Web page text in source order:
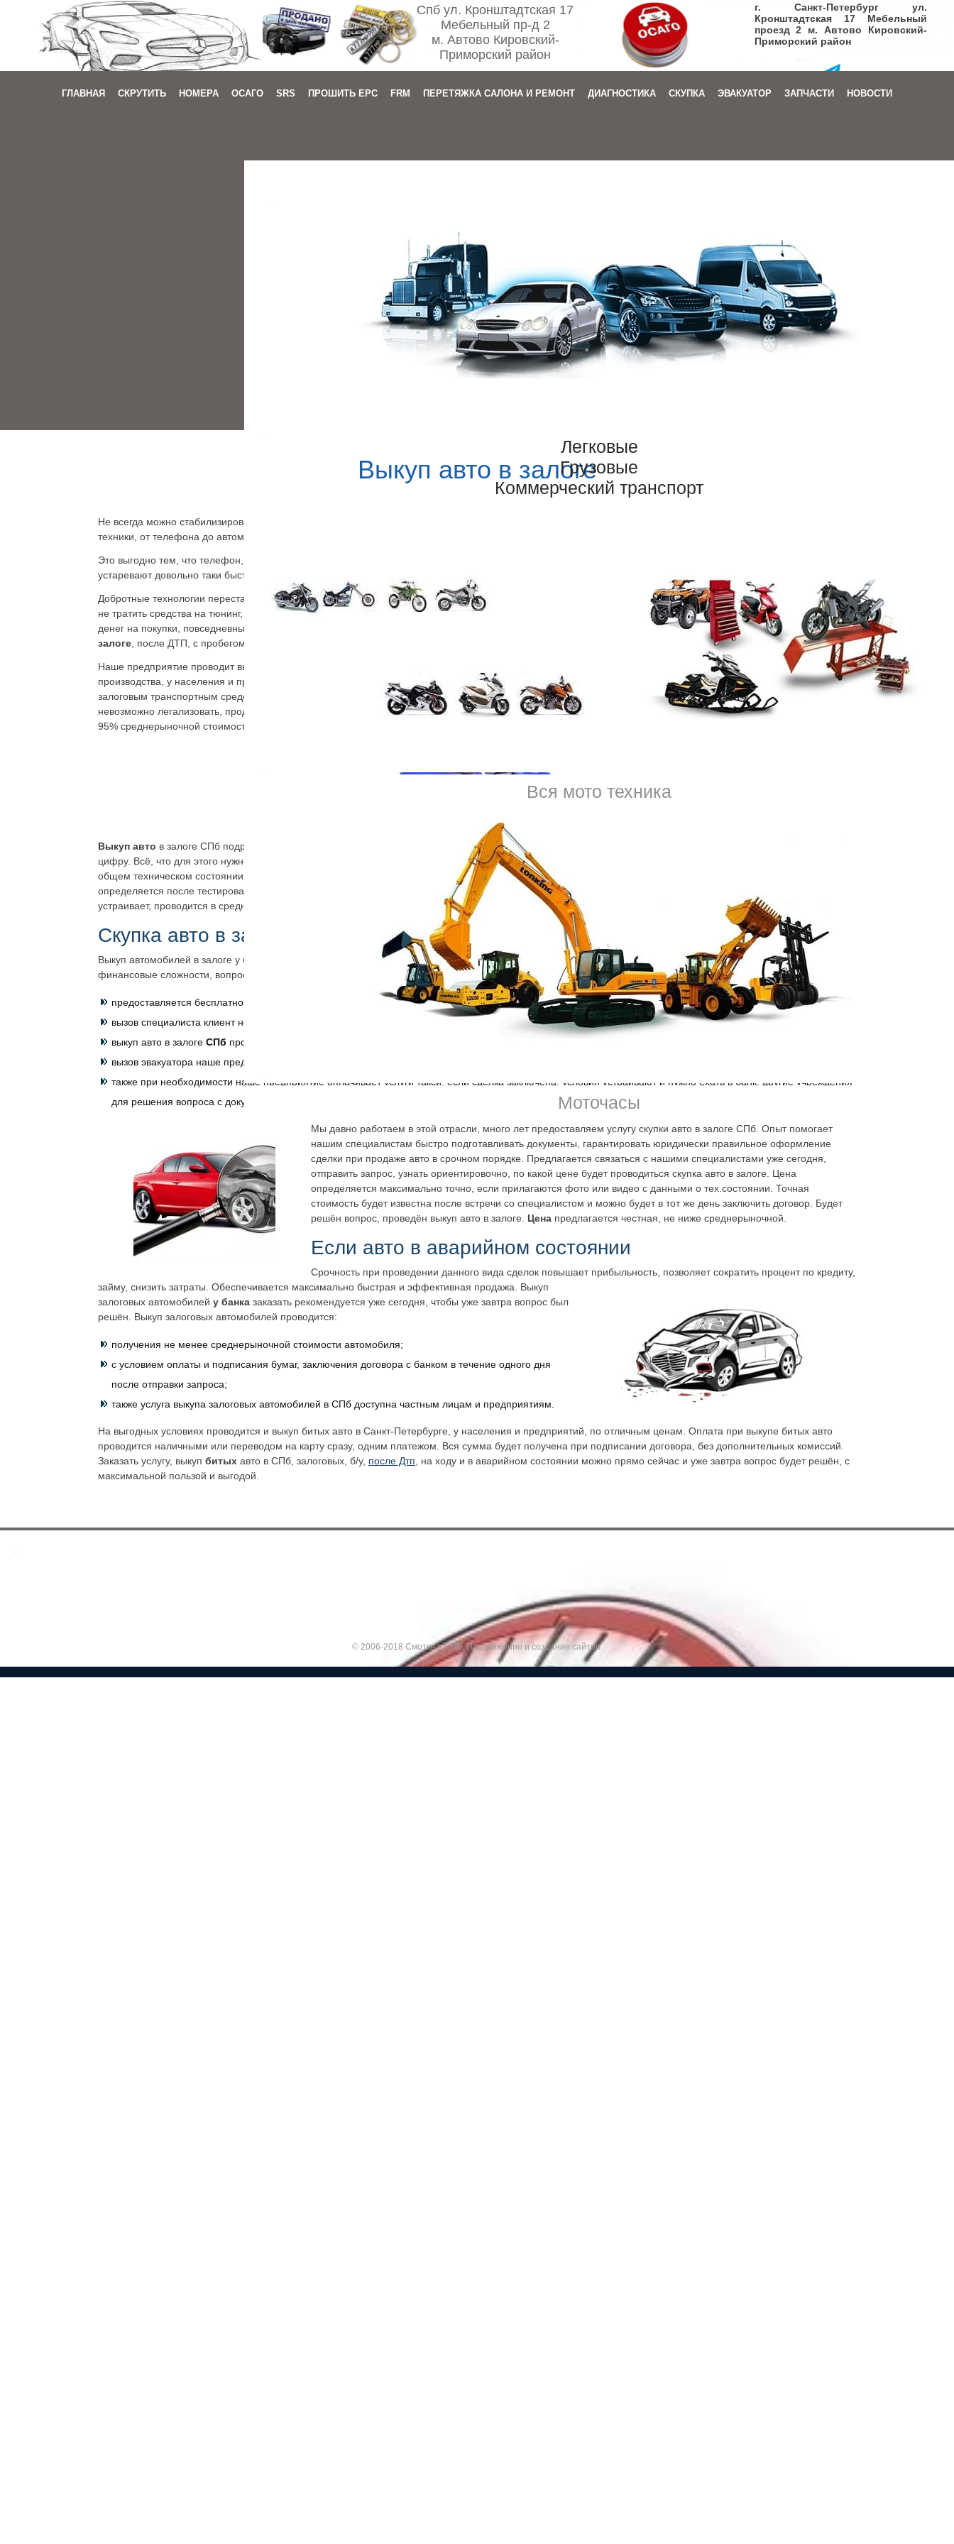
Спб ул. Кронштадтская 17
Мебельный пр-д 2
м. Автово Кировский-
Приморский район
г. Санкт-Петербург ул.
Кронштадтская 17 Мебельный
проезд 2 м. Автово Кировский-
Приморский район
+7 (905) 206-08-72
+7 (905) 206-08-72
ГЛАВНАЯ СКРУТИТЬ НОМЕРА ОСАГО SRS ПРОШИТЬ EPC FRM ПЕРЕТЯЖКА САЛОНА И РЕМОНТ ДИАГНОСТИКА СКУПКА ЭВАКУАТОР ЗАПЧАСТИ НОВОСТИ
Легковые
Грузовые
Коммерческий транспорт
Вся мото техника
Моточасы
Выкуп авто в залоге
Не всегда можно стабилизировать финансовую ситуацию без высвобождения денег, резерва, накопленного в виде имущества, каких-либо ценностей. Продажа
техники, от телефона до автомобиля, одна из лучших возможностей и самый популярный метод решения вопроса долгов и нехватки на покупки средств.
Это выгодно тем, что телефон, ПК, автомобиль относятся к технологиям доступным. В любой момент их можно продать и вновь приобрести. Более того, они
устаревают довольно таки быстро, и обновлять такое имущество как раз и надо, несмотря на значительный эксплуатационный потенциал.
Добротные технологии перестают быть практичными. Автомобиль можно продать по хорошей цене, получить значительную финансовую прибавку к бюджету и
не тратить средства на тюнинг, не ждать, пока будет две, три машины в собственности. Стабилизировать финансовое положение проще, если есть авто. Хватит
денег на покупки, повседневные расходы и оплату долгов после его продажи. Если принято решение, стоит воспользоваться услугой срочного выкупа автов
залоге , после ДТП, с пробегом, новых, в отличном состоянии и с недочётами.
Наше предприятие проводит выкуп автомобилей в Санкт-Петербурге, разного класса и в разном техническом состоянии, иномарок и отечественного
производства, у населения и предприятия. Услуга предоставляется по лицензии. К одному из самых сложных вариантов продажи авто относится работа с
залоговым транспортным средством, кредитным, с непогашенными долговыми обязательствами. Но это не значит, что сделка в этом случае не выгодна и её
невозможно легализовать, продать машину. Мы проводим на выгодных условияхскупку
авто в залоге. Дорого можно продать авто, получит оплату сразу, от
95% среднерыночной стоимости.
Выкуп авто в залоге СПб подразумевает оплату на следующий день после отправки запроса менеджеру. Узнать стоимость можно заранее, приблизительную
цифру. Всё, что для этого нужно, отправить запрос на выкуп авто в залоге у банка, предоставить специалисту основные сведенья о технических параметрах и
общем техническом состоянии. Можно прислать фото и видео. Это поможет узнать максимально точно стоимость автомобиля. Окончательно сумма
определяется после тестирования систем, которое проводится на месте, специалистом предприятия. То есть, скупка авто в залоге СПб, если о стоимость
устраивает, проводится в среднем за один день, с максимальной выгодой.
Скупка авто в залоге Спб
Выкуп автомобилей в залоге у банка заказать выгодно не только тем, что сделка заключается оперативно, в срочном порядке, можно быстро решить
финансовые сложности, вопрос взаиморасчетов с финансовым учреждением. В числе преимуществ:
предоставляется бесплатное оформление сделки;
вызов специалиста клиент не оплачивает независимо от того, будет подписан договор или нет;
выкуп авто в залоге СПб проводится на легальных условиях, с бесплатной для клиента, объективной экспертизой;
вызов эвакуатора наше предприятие берёт на себя, если авто в неисправном состоянии, после ДТП, аварийное;
также при необходимости наше предприятие оплачивает услуги такси, если сделка заключена, условия устраивают и нужно ехать в банк, другие учреждения
для решения вопроса с документами, необходимо присутствие клиента.
Мы давно работаем в этой отрасли, много лет предоставляем услугу скупки авто в залоге СПб. Опыт помогает
нашим специалистам быстро подготавливать документы, гарантировать юридически правильное оформление
сделки при продаже авто в срочном порядке. Предлагается связаться с нашими специалистами уже сегодня,
отправить запрос, узнать ориентировочно, по какой цене будет проводиться скупка авто в залоге. Цена
определяется максимально точно, если прилагаются фото или видео с данными о тех.состоянии. Точная
стоимость будет известна после встречи со специалистом и можно будет в тот же день заключить договор. Будет
решён вопрос, проведён выкуп авто в залоге. Цена предлагается честная, не ниже среднерыночной.
Если авто в аварийном состоянии
Срочность при проведении данного вида сделок повышает прибыльность, позволяет сократить процент по кредиту,
займу, снизить затраты. Обеспечивается максимально быстрая и эффективная продажа. Выкуп
залоговых автомобилей у банка заказать рекомендуется уже сегодня, чтобы уже завтра вопрос был
решён. Выкуп залоговых автомобилей проводится:
получения не менее среднерыночной стоимости автомобиля;
с условием оплаты и подписания бумаг, заключения договора с банком в течение одного дня
после отправки запроса;
также услуга выкупа залоговых автомобилей в СПб доступна частным лицам и предприятиям.
На выгодных условиях проводится и выкуп битых авто в Санкт-Петербурге, у населения и предприятий, по отличным ценам. Оплата при выкупе битых авто
проводится наличными или переводом на карту сразу, одним платежом. Вся сумма будет получена при подписании договора, без дополнительных комиссий.
Заказать услугу, выкуп битых авто в СПб, залоговых, б/у, после Дтп , на ходу и в аварийном состоянии можно прямо сейчас и уже завтра вопрос будет решён, с
максимальной пользой и выгодой.
.
© 2006-2018 Смотка в СПБ.Продвижение и создание сайтов.